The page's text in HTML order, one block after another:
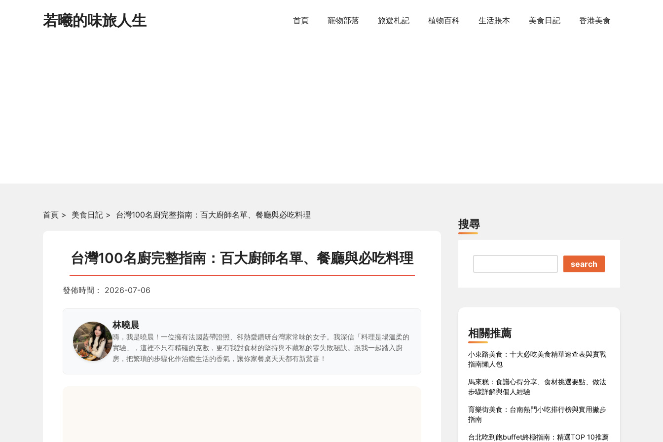
若曦的味旅人生 首頁 寵物部落 旅遊札記 植物百科 生活賬本 美食日記 香港美食
首頁 > 美食日記 > 台灣100名廚完整指南：百大廚師名單、餐廳與必吃料理
台灣100名廚完整指南：百大廚師名單、餐廳與必吃料理
發佈時間： 2026-07-06
林曉晨
嗨，我是曉晨！一位擁有法國藍帶證照、卻熱愛鑽研台灣家常味的女子。我深信「料理是場溫柔的
實驗」，這裡不只有精確的克數，更有我對食材的堅持與不藏私的零失敗秘訣。跟我一起踏入廚
房，把繁瑣的步驟化作治癒生活的香氣，讓你家餐桌天天都有新驚喜！
搜尋
search
相關推薦
小東路美食：十大必吃美食精華速查表與實戰
指南懶人包
馬來糕：食譜心得分享、食材挑選要點、做法
步驟詳解與個人經驗
育樂街美食：台南熱門小吃排行榜與實用撇步
指南
台北吃到飽buffet終極指南：精選TOP 10推薦